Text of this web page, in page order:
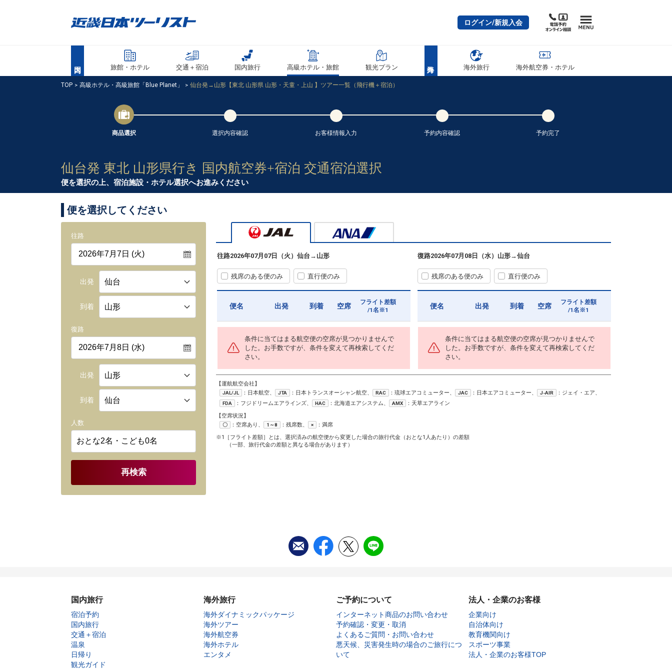
ログイン/新規入会
旅館・ホテル 交通＋宿泊 国内旅行 高級ホテル・旅館 観光プラン 海外旅行 海外航空券・ホテル
TOP 高級ホテル・高級旅館「Blue Planet」 仙台発→山形【東北 山形県 山形・天童・上山 】ツアー一覧（飛行機＋宿泊）
商品選択 選択内容確認 お客様情報 入力 予約内容確認 予約完了
仙台発 東北 山形県行き 国内航空券+宿泊 交通宿泊選択
便を選択の上、宿泊施設・ホテル選択へお進みください
便を選択してください
往路
出発
到着
復路
出発
到着
人数
再検索
往路2026年07月07日（火） 仙台 → 山形
残席のある便のみ 直行便のみ
便名 出発 到着 空席
フライト差額
/1名※1
条件に当てはまる航空便の空席が見つかりませんで
した。お手数ですが、条件を変えて再検索してくだ
さい。
復路2026年07月08日（水） 山形→仙台
残席のある便のみ 直行便のみ
便名 出発 到着 空席
フライト差額
/1名※1
条件に当てはまる航空便の空席が見つかりませんで
した。お手数ですが、条件を変えて再検索してくだ
さい。
【運航航空会社】
JAL/JL ：日本航空、 JTA ：日本トランスオーシャン航空、 RAC ：琉球エアコミューター、 JAC ：日本エアコミューター、 J-AIR ：ジェイ・エア、
FDA ：フジドリームエアラインズ、 HAC ：北海道エアシステム、 AMX
：天草エアライン
【空席状況】
〇 ：空席あり、 1～8 ：残席数、 ×
：満席
※1［フライト差額］とは、選択済みの航空便から変更した場合の旅行代金（おとな1人あたり）の差額
（一部、旅行代金の差額と異なる場合があります）
国内旅行
宿泊予約
国内旅行
交通＋宿泊
温泉
日帰り
観光ガイド
海外旅行
海外ダイナミックパッケージ
海外ツアー
海外航空券
海外ホテル
エンタメ
ご予約について
インターネット商品のお問い合わせ
予約確認・変更・取消
よくあるご質問・お問い合わせ
悪天候、災害発生時の場合のご旅行につ
いて
法人・企業のお客様
企業向け
自治体向け
教育機関向け
スポーツ事業
法人・企業のお客様TOP